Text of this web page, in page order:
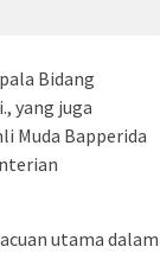
Bidang
yang juga
Muda Bapperida
utama dalam